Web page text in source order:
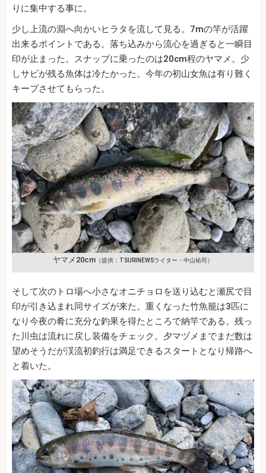
りに集中する事に。
少し上流の淵へ向かいヒラタを流して見る。7mの竿が活躍
出来るポイントである。落ち込みから流心を過ぎると一瞬目
印が止まった。スナップに乗ったのは20cm程のヤマメ。少
しサビが残る魚体は冷たかった。今年の初山女魚は有り難く
キープさせてもらった。
ヤマメ20cm （提供：TSURINEWSライター・中山祐司）
そして次のトロ場へ小さなオニチョロを送り込むと瀬尻で目
印が引き込まれ同サイズが来た。重くなった竹魚籠は3匹に
なり今夜の肴に充分な釣果を得たところで納竿である。残っ
た川虫は流れに戻し装備をチェック。夕マヅメまでまだ数は
望めそうだが渓流初釣行は満足できるスタートとなり帰路へ
と着いた。